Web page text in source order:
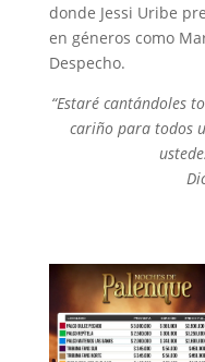
donde Jessi Uribe
en géneros como
Despecho.
“Estaré cantándoles
cariño para todos